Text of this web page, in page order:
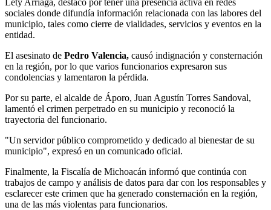
sociales donde difundía información relacionada con las labores del
municipio, tales como cierre de vialidades, servicios y eventos en la
entidad.
El asesinato de Pedro Valencia, causó indignación y consternación
en la región, por lo que varios funcionarios expresaron sus
condolencias y lamentaron la pérdida.
Por su parte, el alcalde de Áporo, Juan Agustín Torres Sandoval,
lamentó el crimen perpetrado en su municipio y reconoció la
trayectoria del funcionario.
"Un servidor público comprometido y dedicado al bienestar de su
municipio", expresó en un comunicado oficial.
Finalmente, la Fiscalía de Michoacán informó que continúa con
trabajos de campo y análisis de datos para dar con los responsables y
esclarecer este crimen que ha generado consternación en la región,
una de las más violentas para funcionarios.